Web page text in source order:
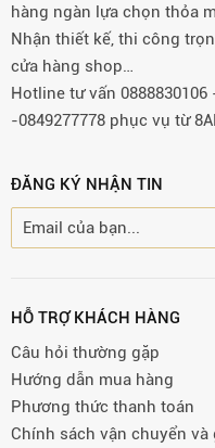
hàng ngàn lựa chọn thỏa
Nhận thiết kế, thi công
cửa hàng shop…
Hotline tư vấn 0888830106
-0849277778 phục vụ từ
ĐĂNG KÝ NHẬN TIN
HỖ TRỢ KHÁCH HÀNG
Câu hỏi thường gặp
Hướng dẫn mua hàng
Phương thức thanh toán
Chính sách vận chuyển và